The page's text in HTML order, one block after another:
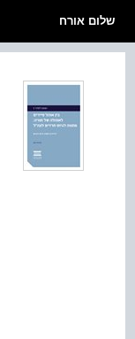
שלום אורח